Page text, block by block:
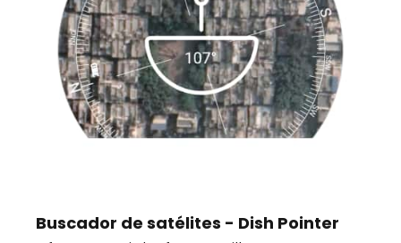
Buscador de satélites - Dish Pointer